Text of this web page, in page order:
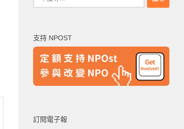
尋
字:
支持 NPOST
訂閱電子報